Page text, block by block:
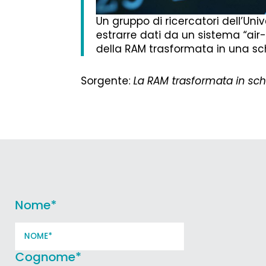
Un gruppo di ricercatori
estrarre dati da un sistema
della RAM trasformata in una
Sorgente:La RAM trasformata in
Nome*
Cognome*